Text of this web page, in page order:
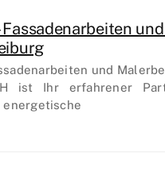
Fassadenarbeiten
und
ist Ihr erfahrener
energetische